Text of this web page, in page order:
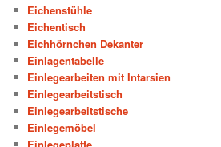
Eichenstühle
Eichentisch
Eichhörnchen Dekanter
Einlagentabelle
Einlegearbeiten mit Intarsien
Einlegearbeitstisch
Einlegearbeitstische
Einlegemöbel